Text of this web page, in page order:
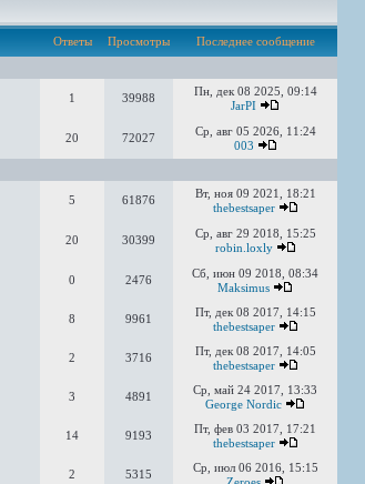
Ответы Просмотры
Последнее сообщение
1 39988
Пн, дек 08 2025, 09:14
JarPI
20 72027
Ср, авг 05 2026, 11:24
003
5 61876
Вт, ноя 09 2021, 18:21
thebestsaper
20 30399
Ср, авг 29 2018, 15:25
robin.loxly
0 2476
Сб, июн 09 2018, 08:34
Maksimus
8 9961
Пт, дек 08 2017, 14:15
thebestsaper
2 3716
Пт, дек 08 2017, 14:05
thebestsaper
3 4891
Ср, май 24 2017, 13:33
George Nordic
14 9193
Пт, фев 03 2017, 17:21
thebestsaper
2 5315
Ср, июл 06 2016, 15:15